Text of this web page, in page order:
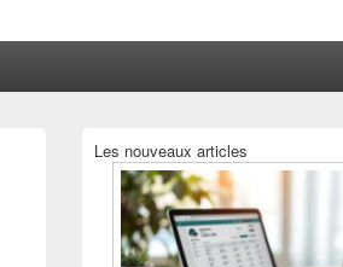
principale
widget
Les nouveaux articles